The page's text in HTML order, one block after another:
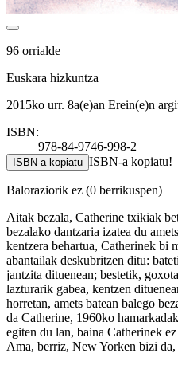
96 orrialde
Euskara hizkuntza
2015ko urr. 8a(e)an Erein(e)n
ISBN:
978-84-9746-998-2
ISBN-a kopiatu ISBN-a kopiatu!
Baloraziorik ez (0 berrikuspen)
Aitak bezala, Catherine txikiak
bezalako dantzaria izatea du
kentzera behartua, Catherinek bi
abantailak deskubritzen ditu:
jantzita dituenean; bestetik,
lazturarik gabea, kentzen
horretan, amets batean balego
da Catherine, 1960ko
egiten du lan, baina Catherinek
Ama, berriz, New Yorken bizi da,